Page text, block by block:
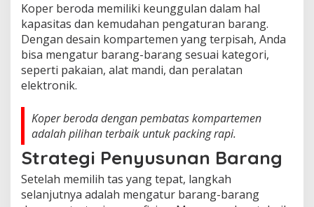
Koper beroda memiliki keunggulan dalam hal
kapasitas dan kemudahan pengaturan barang.
Dengan desain kompartemen yang terpisah, Anda
bisa mengatur barang-barang sesuai kategori,
seperti pakaian, alat mandi, dan peralatan
elektronik.
Koper beroda dengan pembatas kompartemen
adalah pilihan terbaik untuk packing rapi.
Strategi Penyusunan Barang
Setelah memilih tas yang tepat, langkah
selanjutnya adalah mengatur barang-barang